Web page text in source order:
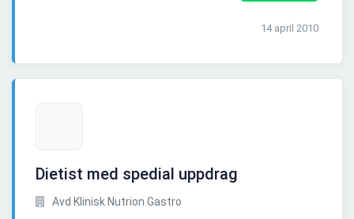
14 april 2010
Dietist med spedial uppdrag
Avd Klinisk Nutrion Gastro